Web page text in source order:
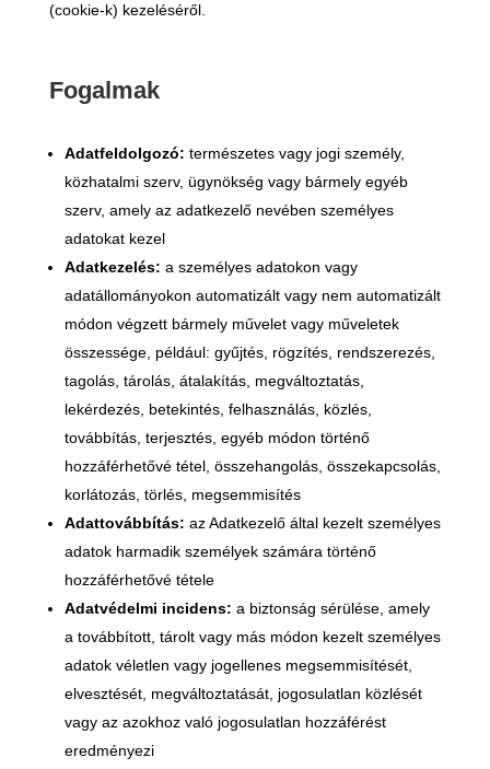
(cookie-k) kezeléséről.
Fogalmak
Adatfeldolgozó: természetes vagy jogi személy,
közhatalmi szerv, ügynökség vagy bármely egyéb
szerv, amely az adatkezelő nevében személyes
adatokat kezel
Adatkezelés: a személyes adatokon vagy
adatállományokon automatizált vagy nem automatizált
módon végzett bármely művelet vagy műveletek
összessége, például: gyűjtés, rögzítés, rendszerezés,
tagolás, tárolás, átalakítás, megváltoztatás,
lekérdezés, betekintés, felhasználás, közlés,
továbbítás, terjesztés, egyéb módon történő
hozzáférhetővé tétel, összehangolás, összekapcsolás,
korlátozás, törlés, megsemmisítés
Adattovábbítás: az Adatkezelő által kezelt személyes
adatok harmadik személyek számára történő
hozzáférhetővé tétele
Adatvédelmi incidens: a biztonság sérülése, amely
a továbbított, tárolt vagy más módon kezelt személyes
adatok véletlen vagy jogellenes megsemmisítését,
elvesztését, megváltoztatását, jogosulatlan közlését
vagy az azokhoz való jogosulatlan hozzáférést
eredményezi